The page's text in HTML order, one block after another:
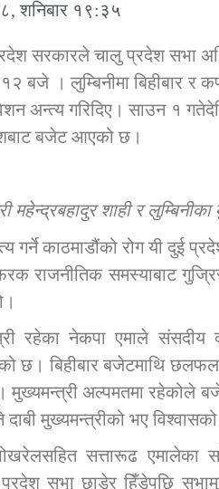
बिकास कार्यालय जुम्लाकाे सुचना
बालविवाह सन्देश
शनिबार १९:३५
सरकारले चालु प्रदेश सभा
बजे । लुम्बिनीमा बिहीबार र
अन्त्य गरिदिए। साउन १ गतेदेखि
बजेट आएको छ।
महेन्द्रबहादुर शाही र
गर्ने काठमाडौंको रोग यी दुई
राजनीतिक समस्याबाट
रहेका नेकपा एमाले
छ। बिहीबार बजेटमाथि
मुख्यमन्त्री अल्पमतमा रहेकोले
मुख्यमन्त्रीको भए
सत्तारूढ
सभा छाडेर हिँडेपछि